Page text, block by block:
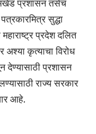
प्रशासन तसेच
सुद्धा
प्रदेश दलित
कृत्याचा विरोध
देण्यासाठी प्रशासन
राज्य सरकार
आहे.